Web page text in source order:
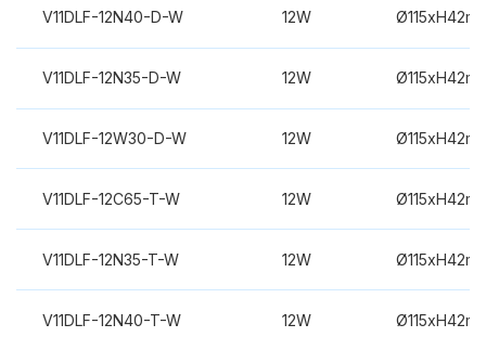
V11DLF-12N40-D-W 12W
V11DLF-12N35-D-W 12W
V11DLF-12W30-D-W 12W
V11DLF-12C65-T-W 12W
V11DLF-12N35-T-W 12W
V11DLF-12N40-T-W 12W